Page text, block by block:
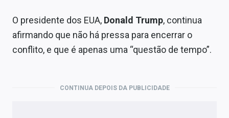
O presidente dos EUA, Donald Trump, continua
afirmando que não há pressa para encerrar o
conflito, e que é apenas uma “questão de tempo”.
CONTINUA DEPOIS DA PUBLICIDADE